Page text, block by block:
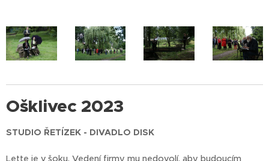
Ošklivec 2023
STUDIO ŘETÍZEK - DIVADLO DISK
Lette je v šoku. Vedení firmy mu nedovolí, aby budoucím